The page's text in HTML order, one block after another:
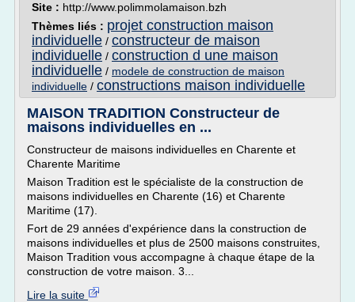
Site : http://www.polimmolamaison.bzh
Thèmes liés : projet construction maison
individuelle / constructeur de maison
individuelle / construction d une maison
individuelle / modele de construction de maison
individuelle / constructions maison individuelle
MAISON TRADITION Constructeur de
maisons individuelles en ...
Constructeur de maisons individuelles en Charente et
Charente Maritime
Maison Tradition est le spécialiste de la construction de
maisons individuelles en Charente (16) et Charente
Maritime (17).
Fort de 29 années d'expérience dans la construction de
maisons individuelles et plus de 2500 maisons construites,
Maison Tradition vous accompagne à chaque étape de la
construction de votre maison. 3...
Lire la suite